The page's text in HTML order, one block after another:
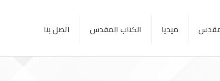
ميديا الكتاب المقدس اتصل بنا